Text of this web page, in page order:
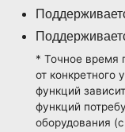
* Точное время
от конкретного
функций
функций
оборудования